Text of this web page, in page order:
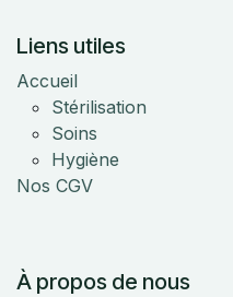
Liens utiles
Accueil
Stérilisation
Soins
Hygiène
Nos CGV
À propos de nous